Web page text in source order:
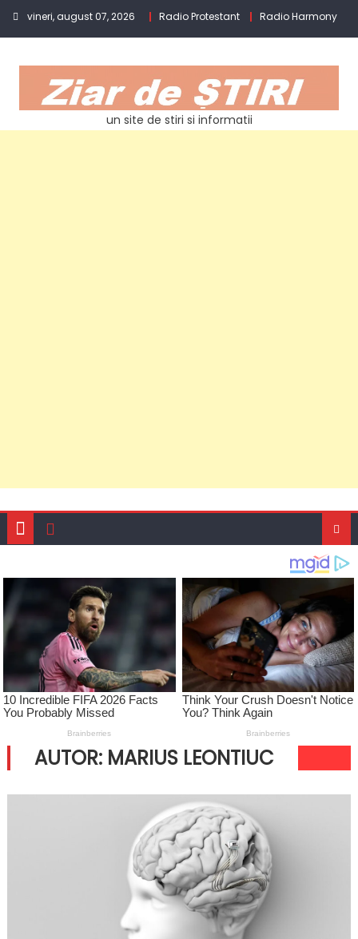
Skip
vineri, august 07, 2026 Radio Protestant Radio Harmony
un site de stiri si informatii
AUTOR: MARIUS LEONTIUC